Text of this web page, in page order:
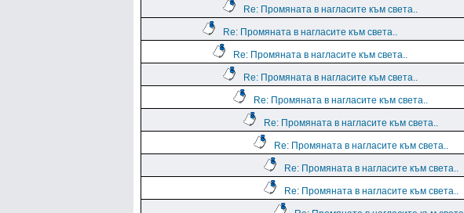
Re: Промяната в нагласите към света..
Re: Промяната в нагласите към света..
Re: Промяната в нагласите към света..
Re: Промяната в нагласите към света..
Re: Промяната в нагласите към света..
Re: Промяната в нагласите към света..
Re: Промяната в нагласите към света..
Re: Промяната в нагласите към света..
Re: Промяната в нагласите към света..